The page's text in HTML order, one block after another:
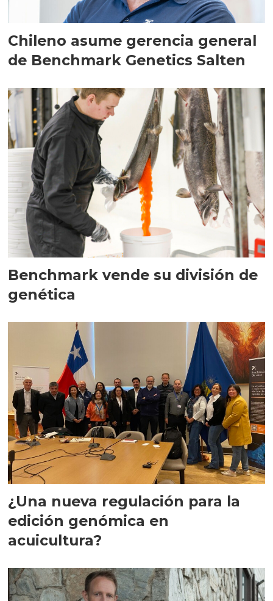
Chileno asume gerencia general
de Benchmark Genetics Salten
Benchmark vende su división de
genética
¿Una nueva regulación para la
edición genómica en
acuicultura?